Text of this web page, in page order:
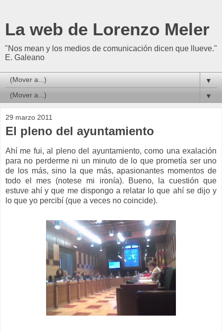
La web de Lorenzo Meler
"Nos mean y los medios de comunicación dicen que llueve."
E. Galeano
▼
▼
29 marzo 2011
El pleno del ayuntamiento
Ahí me fui, al pleno del ayuntamiento, como una exalación
para no perderme ni un minuto de lo que prometía ser uno
de los más, sino la que más, apasionantes momentos de
todo el mes (notese mi ironía). Bueno, la cuestión que
estuve ahí y que me dispongo a relatar lo que ahí se dijo y
lo que yo percibí (que a veces no coincide).